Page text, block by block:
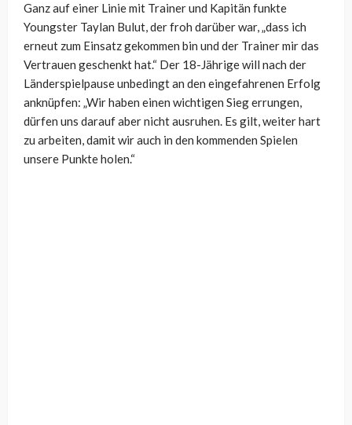
Ganz auf einer Linie mit Trainer und Kapitän funkte
Youngster Taylan Bulut, der froh darüber war, „dass ich
erneut zum Einsatz gekommen bin und der Trainer mir das
Vertrauen geschenkt hat.“ Der 18-Jährige will nach der
Länderspielpause unbedingt an den eingefahrenen Erfolg
anknüpfen: „Wir haben einen wichtigen Sieg errungen,
dürfen uns darauf aber nicht ausruhen. Es gilt, weiter hart
zu arbeiten, damit wir auch in den kommenden Spielen
unsere Punkte holen.“